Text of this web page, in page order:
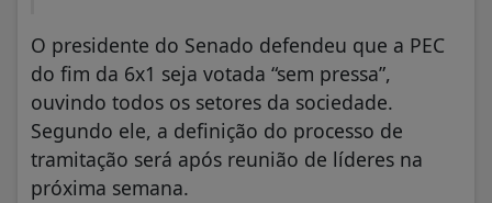
O presidente do Senado defendeu que a PEC
do fim da 6x1 seja votada “sem pressa”,
ouvindo todos os setores da sociedade.
Segundo ele, a definição do processo de
tramitação será após reunião de líderes na
próxima semana.